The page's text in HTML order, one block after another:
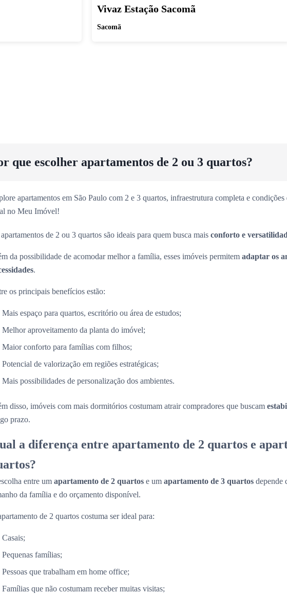
Vivaz Estação Sacomã
Sacomã
que escolher apartamentos de 2 ou 3 quartos?
apartamentos em São Paulo com 2 e 3 quartos, infraestrutura completa e
no Meu Imóvel!
de 2 ou 3 quartos são ideais para quem busca mais conforto e
da possibilidade de acomodar melhor a família, esses imóveis permitem adaptar os
.
os principais benefícios estão:
Mais espaço para quartos, escritório ou área de estudos;
Melhor aproveitamento da planta do imóvel;
Maior conforto para famílias com filhos;
Potencial de valorização em regiões estratégicas;
Mais possibilidades de personalização dos ambientes.
disso, imóveis com mais dormitórios costumam atrair compradores que buscam
prazo.
a diferença entre apartamento de 2 quartos e
entre um apartamento de 2 quartos e um apartamento de 3 quartos depende
da família e do orçamento disponível.
de 2 quartos costuma ser ideal para:
Casais;
Pequenas famílias;
Pessoas que trabalham em home office;
Famílias que não costumam receber muitas visitas;